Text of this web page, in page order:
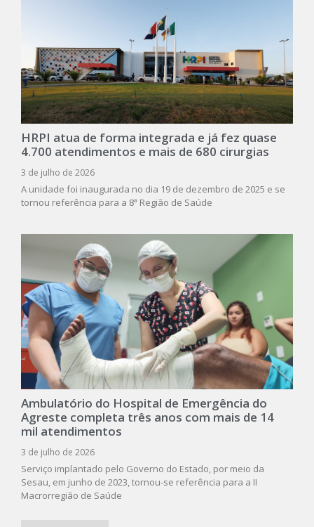
HRPI atua de forma integrada e já fez quase
4.700 atendimentos e mais de 680 cirurgias
3 de julho de 2026
A unidade foi inaugurada no dia 19 de dezembro de 2025 e se
tornou referência para a 8ª Região de Saúde
Ambulatório do Hospital de Emergência do
Agreste completa três anos com mais de 14
mil atendimentos
3 de julho de 2026
Serviço implantado pelo Governo do Estado, por meio da
Sesau, em junho de 2023, tornou-se referência para a II
Macrorregião de Saúde